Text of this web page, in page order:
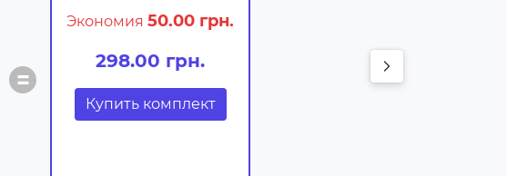
=
Экономия 50.00 грн.
298.00 грн.
Купить комплект